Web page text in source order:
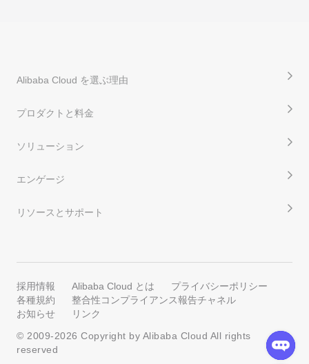
Alibaba Cloud を選ぶ理由
プロダクトと料金
ソリューション
エンゲージ
リソースとサポート
採用情報 Alibaba Cloud とは
プライバシーポリシー
各種規約
整合性コンプライアンス報告チャネル
お知らせ
リンク
© 2009-2026 Copyright by Alibaba Cloud All rights
reserved